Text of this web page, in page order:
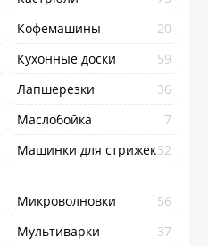
Кофемашины
20
Кухонные доски
59
Лапшерезки
36
Маслобойка
7
Машинки для стрижек32
Микроволновки
56
Мультиварки
37